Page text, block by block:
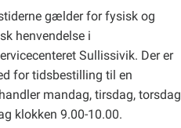
gælder for fysisk og
henvendelse i
Sullissivik. Der er
for tidsbestilling til en
mandag, tirsdag, torsdag
klokken 9.00-10.00.